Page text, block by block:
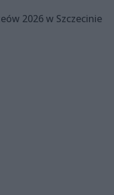
2026 w Szczecinie